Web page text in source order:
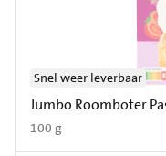
Jumbo Roomboter
100 g
Snel weer leverbaar